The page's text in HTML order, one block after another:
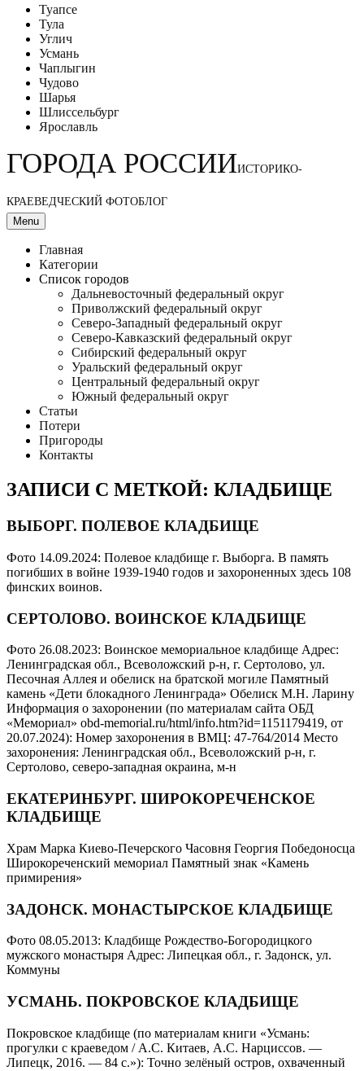
Туапсе
Тула
Углич
Усмань
Чаплыгин
Чудово
Шарья
Шлиссельбург
Ярославль
ГОРОДА РОССИИИСТОРИКО-
КРАЕВЕДЧЕСКИЙ ФОТОБЛОГ
Menu
Главная
Категории
Список городов
Дальневосточный федеральный округ
Приволжский федеральный округ
Северо-Западный федеральный округ
Северо-Кавказский федеральный округ
Сибирский федеральный округ
Уральский федеральный округ
Центральный федеральный округ
Южный федеральный округ
Статьи
Потери
Пригороды
Контакты
ЗАПИСИ С МЕТКОЙ: КЛАДБИЩЕ
ВЫБОРГ. ПОЛЕВОЕ КЛАДБИЩЕ
Фото 14.09.2024: Полевое кладбище г. Выборга. В память
погибших в войне 1939-1940 годов и захороненных здесь 108
финских воинов.
СЕРТОЛОВО. ВОИНСКОЕ КЛАДБИЩЕ
Фото 26.08.2023: Воинское мемориальное кладбище Адрес:
Ленинградская обл., Всеволожский р-н, г. Сертолово, ул.
Песочная Аллея и обелиск на братской могиле Памятный
камень «Дети блокадного Ленинграда» Обелиск М.Н. Ларину
Информация о захоронении (по материалам сайта ОБД
«Мемориал» obd-memorial.ru/html/info.htm?id=1151179419, от
20.07.2024): Номер захоронения в ВМЦ: 47-764/2014 Место
захоронения: Ленинградская обл., Всеволожский р-н, г.
Сертолово, северо-западная окраина, м-н
ЕКАТЕРИНБУРГ. ШИРОКОРЕЧЕНСКОЕ
КЛАДБИЩЕ
Храм Марка Киево-Печерского Часовня Георгия Победоносца
Широкореченский мемориал Памятный знак «Камень
примирения»
ЗАДОНСК. МОНАСТЫРСКОЕ КЛАДБИЩЕ
Фото 08.05.2013: Кладбище Рождество-Богородицкого
мужского монастыря Адрес: Липецкая обл., г. Задонск, ул.
Коммуны
УСМАНЬ. ПОКРОВСКОЕ КЛАДБИЩЕ
Покровское кладбище (по материалам книги «Усмань:
прогулки с краеведом / А.С. Китаев, А.С. Нарциссов. —
Липецк, 2016. — 84 с.»): Точно зелёный остров, охваченный